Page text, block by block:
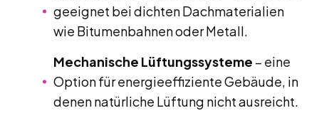
geeignet bei dichten Dachmaterialien
wie Bitumenbahnen oder Metall.
Mechanische Lüftungssysteme – eine
Option für energieeffiziente Gebäude, in
denen natürliche Lüftung nicht ausreicht.